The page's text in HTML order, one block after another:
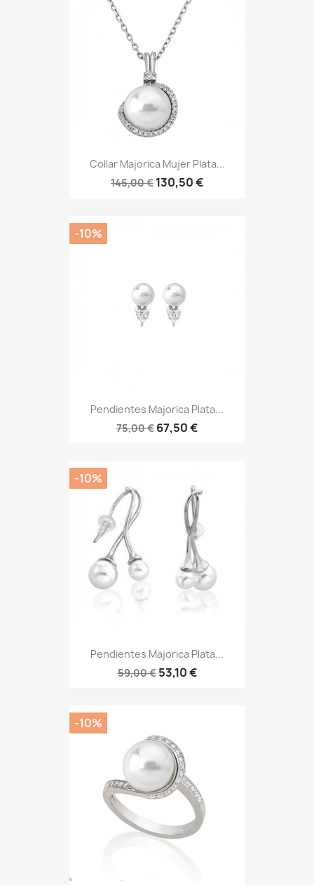
Collar Majorica Mujer Plata...
145,00 € 130,50 €
Pendientes Majorica Plata...
75,00 € 67,50 €
-10%
Pendientes Majorica Plata...
59,00 € 53,10 €
-10%
-10%